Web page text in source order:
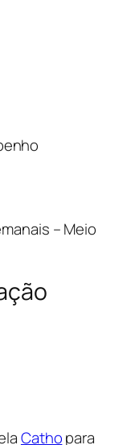
– Meio
Cathopara